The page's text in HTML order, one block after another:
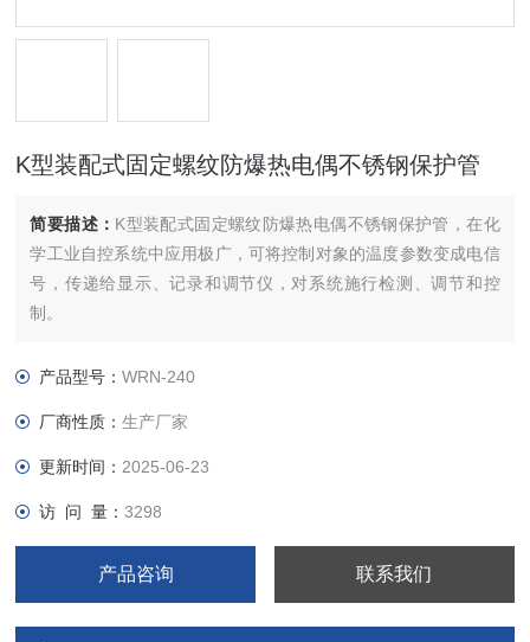
K型装配式固定螺纹防爆热电偶不锈钢保护管
简要描述： K型装配式固定螺纹防爆热电偶不锈钢保护管，在化
学工业自控系统中应用极广，可将控制对象的温度参数变成电信
号，传递给显示、记录和调节仪，对系统施行检测、调节和控
制。
产品型号：WRN-240
厂商性质：生产厂家
更新时间： 2025-06-23
访 问 量：3298
产品咨询 联系我们